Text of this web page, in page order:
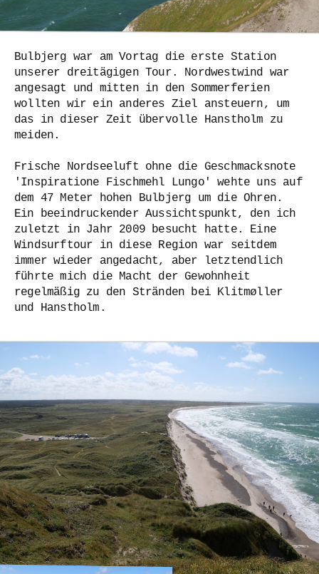
Bulbjerg war am Vortag die erste Station
unserer dreitägigen Tour. Nordwestwind war
angesagt und mitten in den Sommerferien
wollten wir ein anderes Ziel ansteuern, um
das in dieser Zeit übervolle Hanstholm zu
meiden.
Frische Nordseeluft ohne die Geschmacksnote
'Inspiratione Fischmehl Lungo' wehte uns auf
dem 47 Meter hohen Bulbjerg um die Ohren.
Ein beeindruckender Aussichtspunkt, den ich
zuletzt in Jahr 2009 besucht hatte. Eine
Windsurftour in diese Region war seitdem
immer wieder angedacht, aber letztendlich
führte mich die Macht der Gewohnheit
regelmäßig zu den Stränden bei Klitmøller
und Hanstholm.